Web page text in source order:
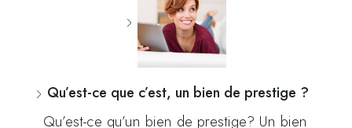
Qu’est-ce que c’est, un bien de prestige ?
Qu’est-ce qu’un bien de prestige? Un bien